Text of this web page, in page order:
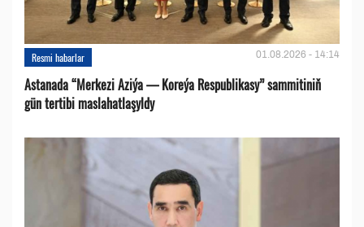
Resmi habarlar 01.08.2026 - 14:14
Astanada “Merkezi Aziýa — Koreýa Respublikasy” sammitiniň
gün tertibi maslahatlaşyldy